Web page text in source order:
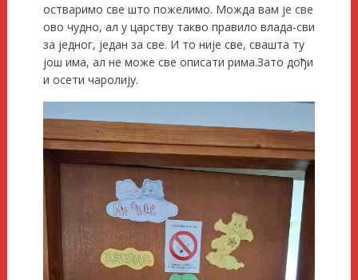
остваримо све што пожелимо. Можда вам је све
ово чудно, ал у царству такво правило влада-сви
за једног, један за све. И то није све, свашта ту
још има, ал не може све описати рима.Зато дођи
и осети чаролију.